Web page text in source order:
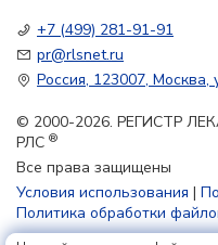
+7 (499) 281-91-91
pr@rlsnet.ru
Россия, 123007, Москва,
© 2000-2026. РЕГИСТР
РЛС ®
Все права защищены
Условия использования |
Политика обработки